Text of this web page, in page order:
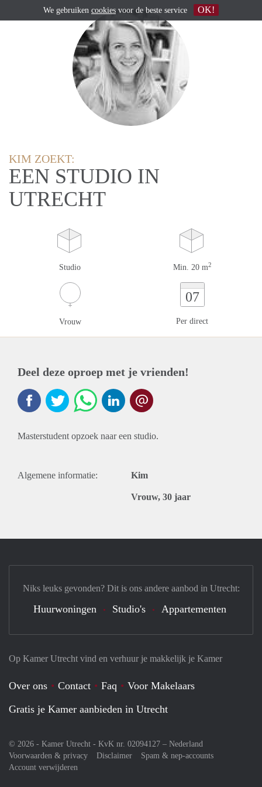
KIM ZOEKT:
EEN STUDIO IN
UTRECHT
Studio Min. 20 m2
Vrouw
07
Per direct
Deel deze oproep met je vrienden!
Masterstudent opzoek naar een studio.
Algemene informatie: Kim
Vrouw, 30 jaar
Op Kamer Utrecht vind en verhuur je makkelijk je Kamer
Over ons Contact Faq
Voor Makelaars
Gratis je Kamer aanbieden in Utrecht
© 2026 - Kamer Utrecht - KvK nr. 02094127 – Nederland
Voorwaarden & privacy
Disclaimer
Spam & nep-accounts
Account verwijderen
Niks leuks gevonden? Dit is ons andere aanbod in Utrecht:
Huurwoningen Studio's Appartementen
We gebruiken cookies voor de beste service OK!